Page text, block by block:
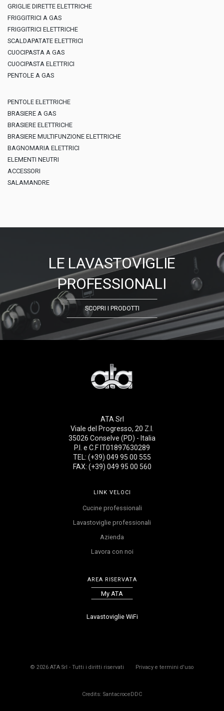
GRIGLIE DIRETTE ELETTRICHE
FRIGGITRICI A GAS
FRIGGITRICI ELETTRICHE
SCALDAPATATE ELETTRICI
CUOCIPASTA A GAS
CUOCIPASTA ELETTRICI
PENTOLE A GAS
PENTOLE ELETTRICHE
BRASIERE A GAS
BRASIERE ELETTRICHE
BRASIERE MULTIFUNZIONE ELETTRICHE
BAGNOMARIA ELETTRICI
ELEMENTI NEUTRI
ACCESSORI
SALAMANDRE
LE LAVASTOVIGLIE
PROFESSIONALI
SCOPRI I PRODOTTI
ATA Srl
Viale del Progresso, 20 Z.I.
35026 Conselve (PD) - Italia
P.I. e C.F IT01897630289
TEL: (+39) 049 95 00 555
FAX: (+39) 049 95 00 560
LINK VELOCI
Cucine professionali
Lavastoviglie professionali
Azienda
Lavora con noi
AREA RISERVATA
My ATA
Lavastoviglie WiFi
© 2026ATA Srl - Tutti i diritti riservati Privacy e termini d'uso
Credits: SantacroceDDC